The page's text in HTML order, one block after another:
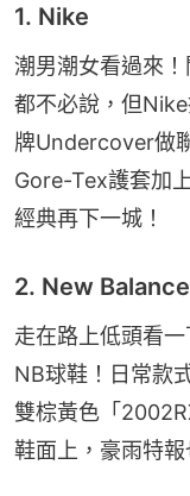
1. Nike
潮男潮女看過來
都不必說，但
牌Undercover做
Gore-Tex護套加
經典再下一城！
2. New Balance
走在路上低頭看
NB球鞋！日常款
雙棕黃色「
鞋面上，豪雨特報